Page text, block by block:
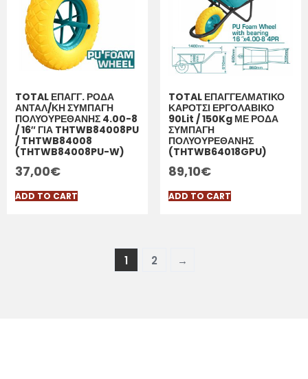
TOTAL ΕΠΑΓΓ. ΡΟΔΑ
ΑΝΤΑΛ/ΚΗ ΣΥΜΠΑΓΗ
ΠΟΛΥΟΥΡΕΘΑΝΗΣ 4.00-8
/ 16″ ΓΙΑ THTWB84008PU
/ THTWB84008
(THTWB84008PU-W)
37,00€
ADD TO CART
TOTAL ΕΠΑΓΓΕΛΜΑΤΙΚΟ
ΚΑΡΟΤΣΙ ΕΡΓΟΛΑΒΙΚΟ
90Lit / 150Kg ΜΕ ΡΟΔΑ
ΣΥΜΠΑΓΗ
ΠΟΛΥΟΥΡΕΘΑΝΗΣ
(THTWB64018GPU)
89,10€
ADD TO CART
1 2 →